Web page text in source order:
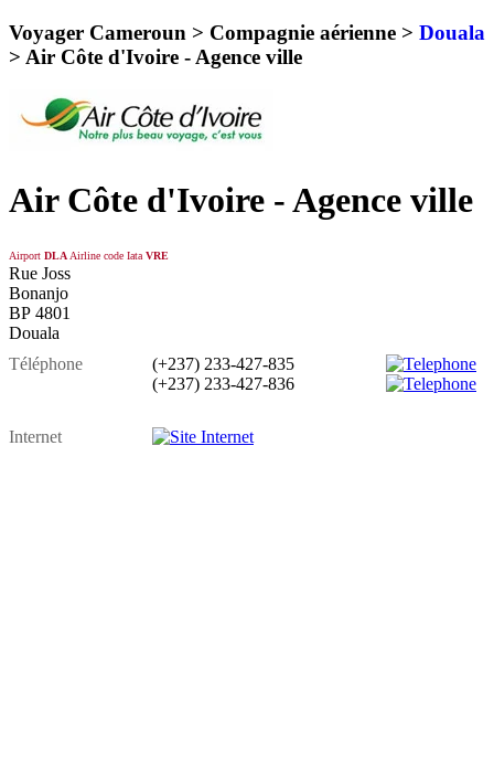
Voyager Cameroun > Compagnie aérienne > Douala
> Air Côte d'Ivoire - Agence ville
Air Côte d'Ivoire - Agence ville
Airport DLAAirline code IataVRE
Rue Joss
Bonanjo
BP 4801
Douala
Téléphone
(+237) 233-427-835
(+237) 233-427-836
Internet